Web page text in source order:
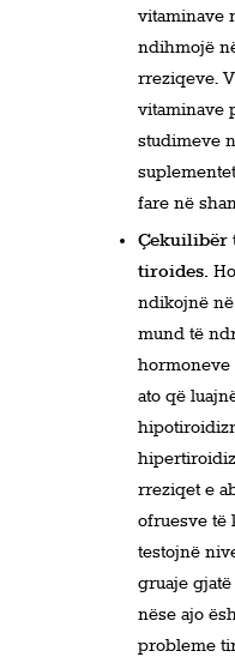
vitaminave
ndihmojë
rreziqeve.
vitaminave
studimeve
fare në
Çekuilibër
tiroides.
ndikojnë
mund të
hormoneve
ato që
rreziqet e
ofruesve të
testojnë
gruaje
nëse ajo
probleme